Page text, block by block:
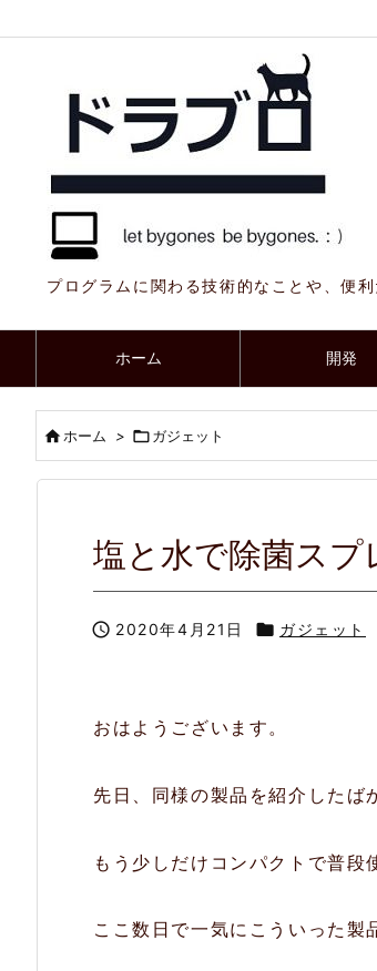
プログラムに関わる技術的なことや、便
ホーム 開発
ホーム > ガジェット
塩と水で除菌スプ
 2020年4月21日  ガジェット
おはようございます。
先日、同様の製品を紹介したば
もう少しだけコンパクトで普段
ここ数日で一気にこういった製